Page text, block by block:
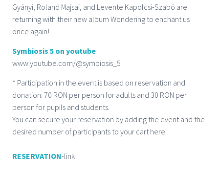
Gyányi, Roland Majsai, and Levente Kapolcsi-Szabó are
returning with their new album Wondering to enchant us
once again!
Symbiosis 5 on youtube
www.youtube.com/@symbiosis_5
* Participation in the event is based on reservation and
donation: 70 RON per person for adults and 30 RON per
person for pupils and students.
You can secure your reservation by adding the event and the
desired number of participants to your cart here:
RESERVATION-link